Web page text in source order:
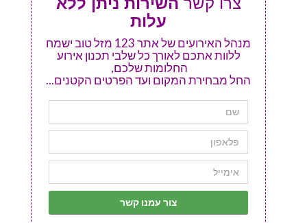
עלות
מנהל האירועים של אתר 123 מזל טוב ישמח
ללוות אתכם לאורך כל שלבי תכנון אירוע
החלומות שלכם,
החל מבחירת המקום ועד הפרטים הקטנים...